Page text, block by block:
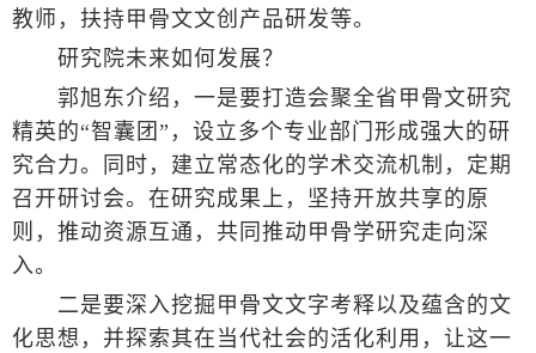
教师，扶持甲骨文文创产品研发等。
研究院未来如何发展？
郭旭东介绍，一是要打造会聚全省甲骨文研究
精英的“智囊团”，设立多个专业部门形成强大的研
究合力。同时，建立常态化的学术交流机制，定期
召开研讨会。在研究成果上，坚持开放共享的原
则，推动资源互通，共同推动甲骨学研究走向深
入。
二是要深入挖掘甲骨文文字考释以及蕴含的文
化思想，并探索其在当代社会的活化利用，让这一